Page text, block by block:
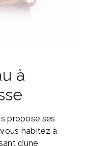
à
propose ses
habitez à
d’une